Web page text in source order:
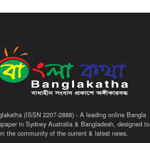
(ISSN 2207-2888) - A leading online Bangla
in Sydney Australia & Bangladesh, designed to
the community of the current & latest news.